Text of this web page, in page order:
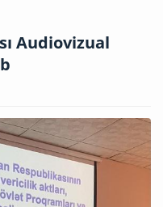
Audiovizual